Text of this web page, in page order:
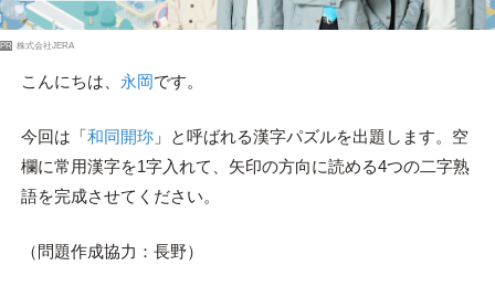
PR 株式会社JERA
こんにちは、 永岡です。
今回は「和同開珎」と呼ばれる漢字パズルを出題します。空
欄に常用漢字を1字入れて、矢印の方向に読める4つの二字熟
語を完成させてください。
（問題作成協力：長野）